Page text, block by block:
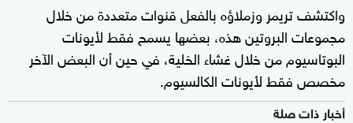
واكتشف تريمر وزملاؤه بالفعل قنوات متعددة من خلال
مجموعات البروتين هذه، بعضها يسمح فقط لأيونات
البوتاسيوم من خلال غشاء الخلية، في حين أن البعض الآخر
مخصص فقط لأيونات الكالسيوم.
أخبار ذات صلة